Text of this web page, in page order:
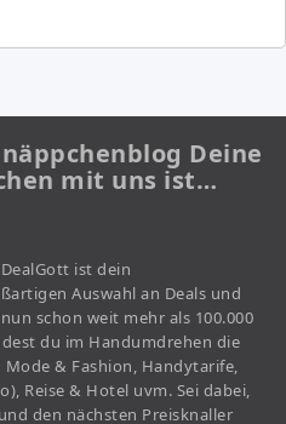
Deine
mit uns ist…
ist dein
Auswahl an Deals und
schon weit mehr als 100.000
du im Handumdrehen die
Mode & Fashion, Handytarife,
Reise & Hotel uvm. Sei dabei,
den nächsten Preisknaller